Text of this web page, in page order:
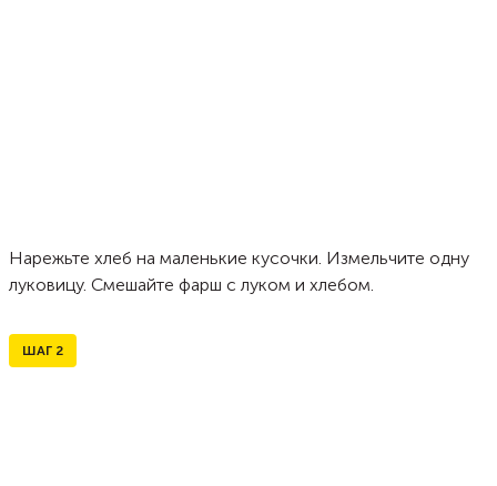
Нарежьте хлеб на маленькие кусочки. Измельчите одну
луковицу. Смешайте фарш с луком и хлебом.
ШАГ 2